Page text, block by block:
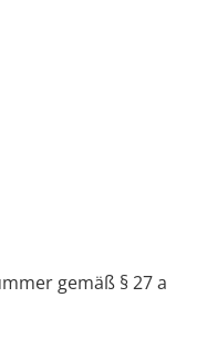
gemäß § 27 a